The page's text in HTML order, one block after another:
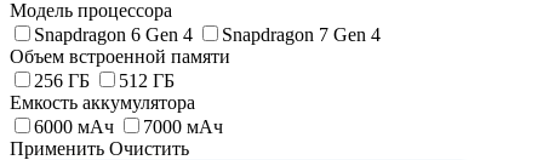
Модель процессора
Snapdragon 6 Gen 4
Snapdragon 7 Gen 4
Объем встроенной памяти
256 ГБ
512 ГБ
Емкость аккумулятора
6000 мАч
7000 мAч
Применить Очистить